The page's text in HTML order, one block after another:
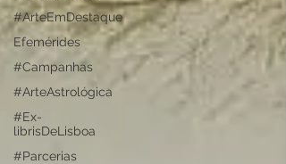
#ArteEmDestaque
Efemérides
#Campanhas
#ArteAstrológica
#Ex-
librisDeLisboa
#Parcerias